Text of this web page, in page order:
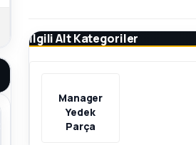
İlgili Alt Kategoriler
Manager
Yedek
Parça